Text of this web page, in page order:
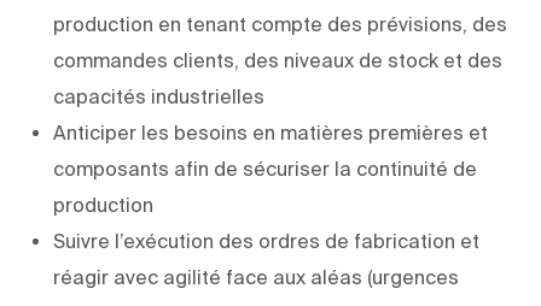
production en tenant compte des prévisions, des
commandes clients, des niveaux de stock et des
capacités industrielles
Anticiper les besoins en matières premières et
composants afin de sécuriser la continuité de
production
Suivre l’exécution des ordres de fabrication et
réagir avec agilité face aux aléas (urgences